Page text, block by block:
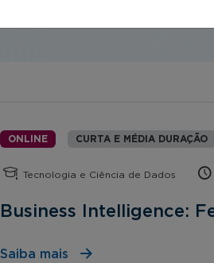
ONLINE CURTA E MÉDIA DURAÇÃO
Tecnologia e Ciência de Dados
Business Intelligence:
Saiba mais